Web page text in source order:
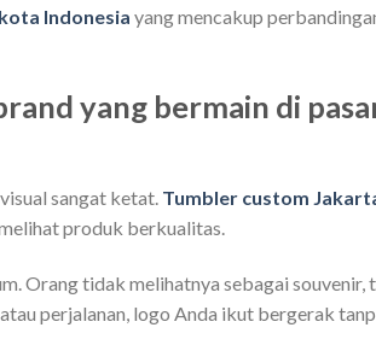
Indonesia yang mencakup
yang bermain di
sangat ketat. Tumbler custom
produk berkualitas.
Orang tidak melihatnya sebagai souvenir,
perjalanan, logo Anda ikut bergerak